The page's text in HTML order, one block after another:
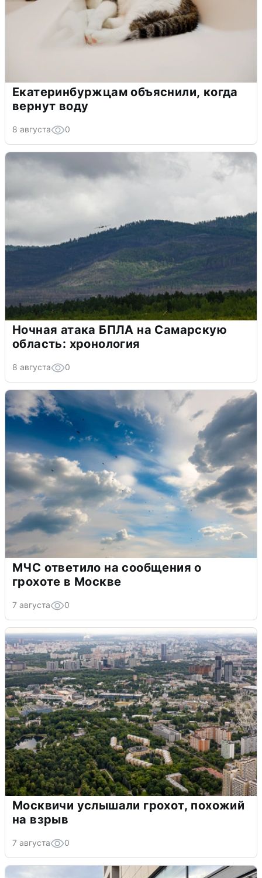
Екатеринбуржцам объяснили, когда
вернут воду
8 августа 0
Ночная атака БПЛА на Самарскую
область: хронология
8 августа 0
МЧС ответило на сообщения о
грохоте в Москве
7 августа 0
Москвичи услышали грохот, похожий
на взрыв
7 августа 0